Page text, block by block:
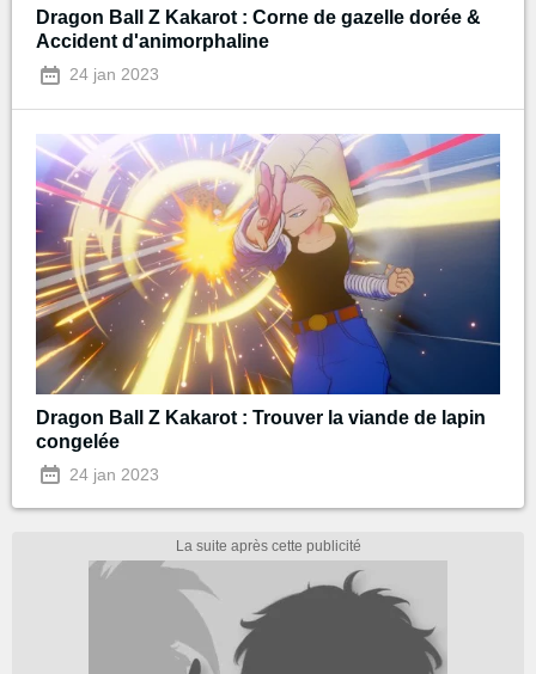
Dragon Ball Z Kakarot : Corne de gazelle dorée &
Accident d'animorphaline
24 jan 2023
Dragon Ball Z Kakarot : Trouver la viande de lapin
congelée
24 jan 2023